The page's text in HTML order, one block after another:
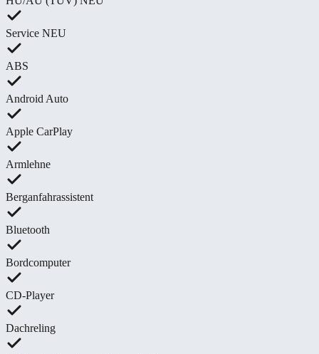
Service NEU
ABS
Android Auto
Apple CarPlay
Armlehne
Berganfahrassistent
Bluetooth
Bordcomputer
CD-Player
Dachreling